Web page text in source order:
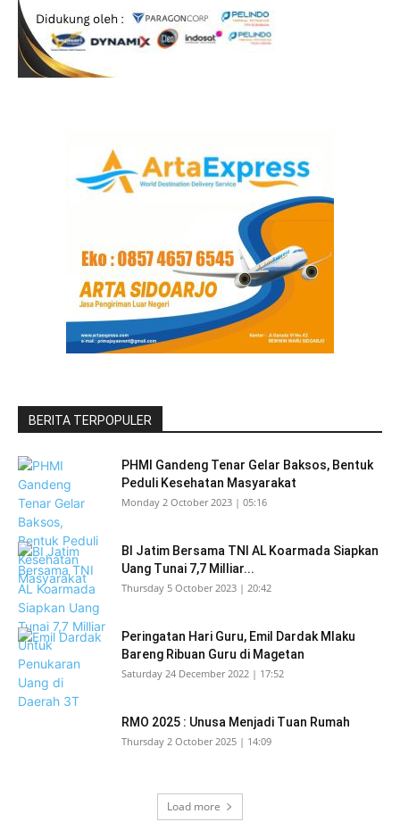
BERITA TERPOPULER
PHMI Gandeng Tenar Gelar Baksos, Bentuk
Peduli Kesehatan Masyarakat
Monday 2 October 2023 | 05:16
BI Jatim Bersama TNI AL Koarmada Siapkan
Uang Tunai 7,7 Milliar...
Thursday 5 October 2023 | 20:42
Peringatan Hari Guru, Emil Dardak Mlaku
Bareng Ribuan Guru di Magetan
Saturday 24 December 2022 | 17:52
RMO 2025 : Unusa Menjadi Tuan Rumah
Thursday 2 October 2025 | 14:09
Load more